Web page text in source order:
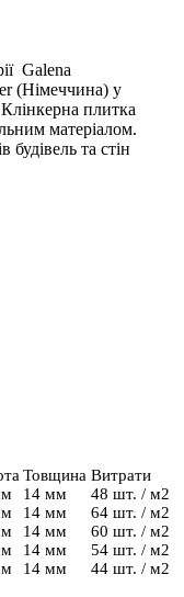
Galena
(Німеччина) у
плитка
матеріалом.
будівель та стін
Товщина Витрати
14 мм
48 шт. / м2
14 мм
64 шт. / м2
14 мм
60 шт. / м2
14 мм
54 шт. / м2
14 мм 44 шт. / м2